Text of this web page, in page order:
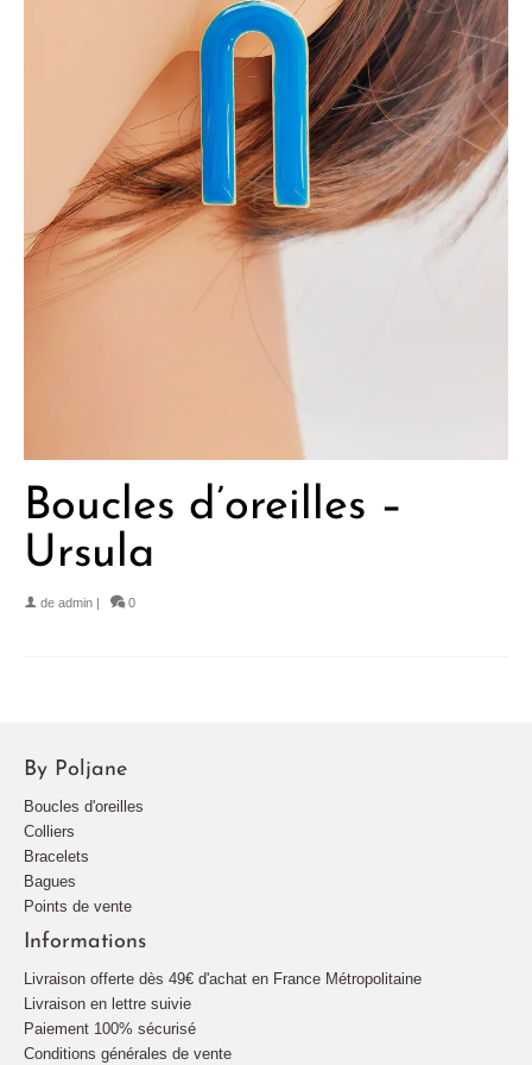
Boucles d’oreilles –
Ursula
de admin 0
By Poljane
Boucles d'oreilles
Colliers
Bracelets
Bagues
Points de vente
Informations
Livraison offerte dès 49€ d'achat en France Métropolitaine
Livraison en lettre suivie
Paiement 100% sécurisé
Conditions générales de vente